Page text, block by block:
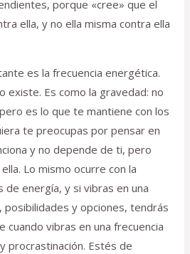
porque «cree» que el
ella, y no ella misma contra ella
es la frecuencia energética.
existe. Es como la gravedad: no
es lo que te mantiene con los
te preocupas por pensar en
y no depende de ti, pero
Lo mismo ocurre con la
de energía, y si vibras en una
posibilidades y opciones, tendrás
vibras en una frecuencia
procrastinación. Estés de